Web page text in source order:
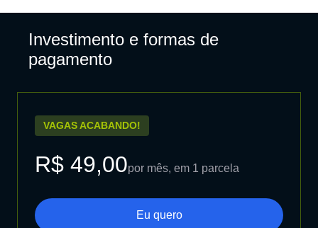
Investimento e formas de
pagamento
VAGAS ACABANDO!
R$ 49,00por mês, em 1 parcela
Eu quero